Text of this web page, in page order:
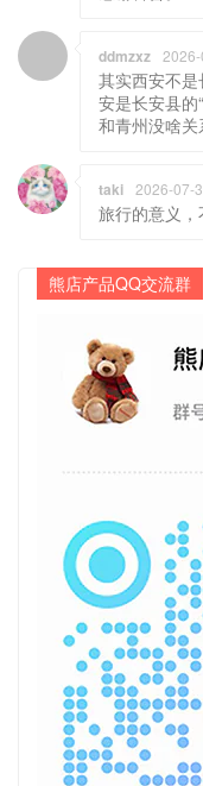
ddmzxz
其实西安不
安是长安县的
和青州没啥关
taki 2026-07-
旅行的意义
熊店产品QQ交流群